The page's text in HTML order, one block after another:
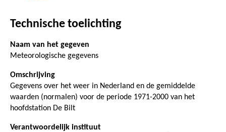
Technische toelichting
Naam van het gegeven
Meteorologische gegevens
Omschrijving
Gegevens over het weer in Nederland en de gemiddelde
waarden (normalen) voor de periode 1971-2000 van het
hoofdstation De Bilt
Verantwoordelijk instituut